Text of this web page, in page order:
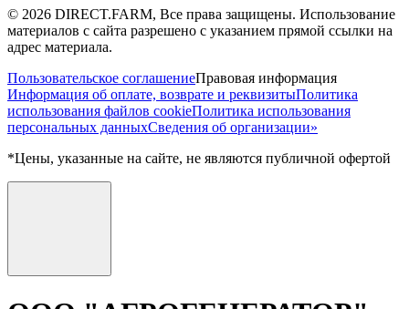
© 2026 DIRECT.FARM, Все права защищены. Использование
материалов с сайта разрешено с указанием прямой ссылки на
адрес материала.
Пользовательское соглашениеПравовая информация
Информация об оплате, возврате и реквизитыПолитика
использования файлов cookieПолитика использования
персональных данныхСведения об организации»
*Цены, указанные на сайте, не являются публичной офертой